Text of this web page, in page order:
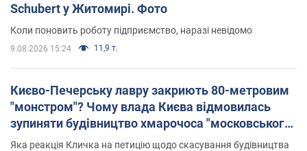
Schubert у Житомирі. Фото
Коли поновить роботу підприємство, наразі невідомо
9.08.2026 15:24 11,9 т.
Києво-Печерську лавру закриють 80-метровим
"монстром"? Чому влада Києва відмовилась
зупиняти будівництво хмарочоса "московського
вірянина"
Яка реакція Кличка на петицію щодо скасування будівництва